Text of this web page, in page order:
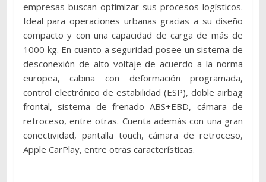
empresas buscan optimizar sus procesos logísticos.
Ideal para operaciones urbanas gracias a su diseño
compacto y con una capacidad de carga de más de
1000 kg. En cuanto a seguridad posee un sistema de
desconexión de alto voltaje de acuerdo a la norma
europea, cabina con deformación programada,
control electrónico de estabilidad (ESP), doble airbag
frontal, sistema de frenado ABS+EBD, cámara de
retroceso, entre otras. Cuenta además con una gran
conectividad, pantalla touch, cámara de retroceso,
Apple CarPlay, entre otras características.